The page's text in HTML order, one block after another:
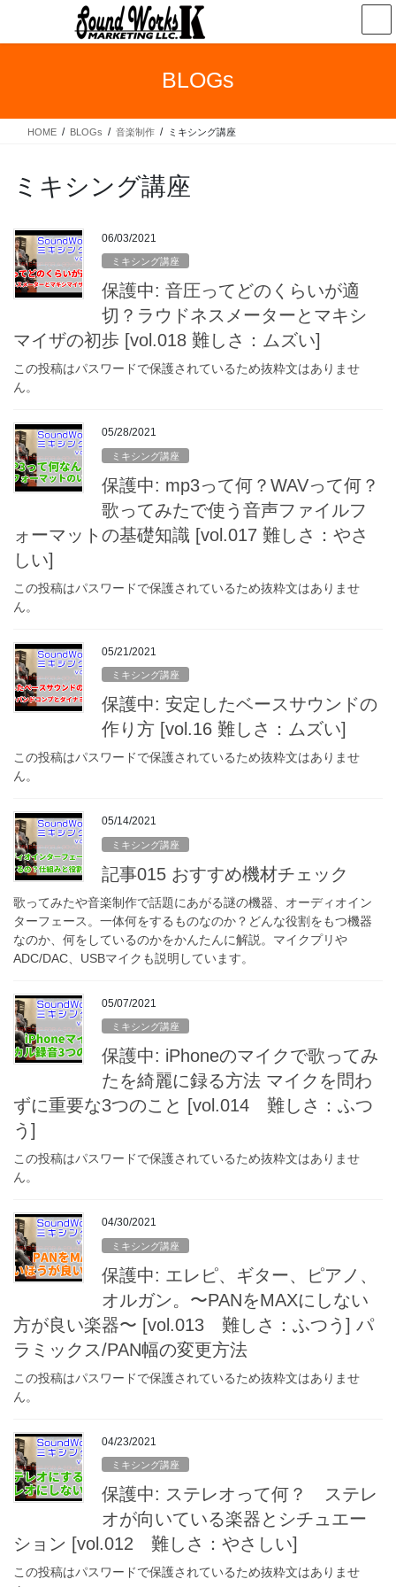
テ
ス
ゲ
ン
BLOGs
HOME BLOGs 音楽制作 ミキシング講座
ミキシング講座
06/03/2021
ミキシング講座
保護中: 音圧ってどのくらいが適
切？ラウドネスメーターとマキシ
マイザの初歩 [vol.018 難しさ：ムズい]
この投稿はパスワードで保護されているため抜粋文はありませ
ん。
05/28/2021
ミキシング講座
保護中: mp3って何？WAVって何？
歌ってみたで使う音声ファイルフ
ォーマットの基礎知識 [vol.017 難しさ：やさ
しい]
この投稿はパスワードで保護されているため抜粋文はありませ
ん。
05/21/2021
ミキシング講座
保護中: 安定したベースサウンドの
作り方 [vol.16 難しさ：ムズい]
この投稿はパスワードで保護されているため抜粋文はありませ
ん。
05/14/2021
ミキシング講座
記事015 おすすめ機材チェック
歌ってみたや音楽制作で話題にあがる謎の機器、オーディオイン
ターフェース。一体何をするものなのか？どんな役割をもつ機器
なのか、何をしているのかをかんたんに解説。マイクプリや
ADC/DAC、USBマイクも説明しています。
05/07/2021
ミキシング講座
保護中: iPhoneのマイクで歌ってみ
たを綺麗に録る方法 マイクを問わ
ずに重要な3つのこと [vol.014 難しさ：ふつ
う]
この投稿はパスワードで保護されているため抜粋文はありませ
ん。
04/30/2021
ミキシング講座
保護中: エレピ、ギター、ピアノ、
オルガン。〜PANをMAXにしない
方が良い楽器〜 [vol.013 難しさ：ふつう] パ
ラミックス/PAN幅の変更方法
この投稿はパスワードで保護されているため抜粋文はありませ
ん。
04/23/2021
ミキシング講座
保護中: ステレオって何？ ステレ
オが向いている楽器とシチュエー
ション [vol.012 難しさ：やさしい]
この投稿はパスワードで保護されているため抜粋文はありませ